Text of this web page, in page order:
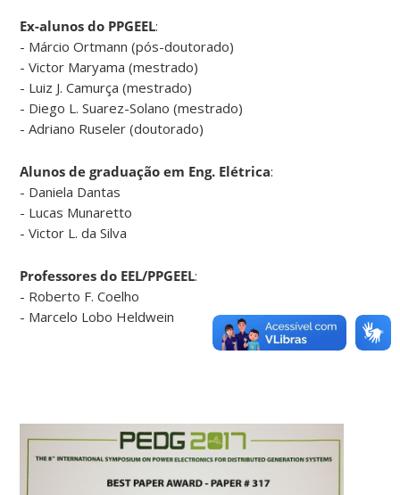
Ex-alunos do PPGEEL:
- Márcio Ortmann (pós-doutorado)
- Victor Maryama (mestrado)
- Luiz J. Camurça (mestrado)
- Diego L. Suarez-Solano (mestrado)
- Adriano Ruseler (doutorado)
Alunos de graduação em Eng. Elétrica:
- Daniela Dantas
- Lucas Munaretto
- Victor L. da Silva
Professores do EEL/PPGEEL:
- Roberto F. Coelho
- Marcelo Lobo Heldwein